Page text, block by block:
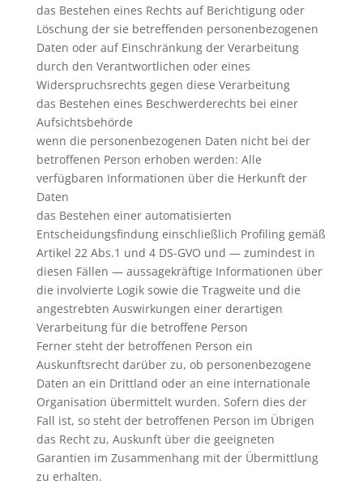
das Bestehen eines Rechts auf Berichtigung oder
Löschung der sie betreffenden personenbezogenen
Daten oder auf Einschränkung der Verarbeitung
durch den Verantwortlichen oder eines
Widerspruchsrechts gegen diese Verarbeitung
das Bestehen eines Beschwerderechts bei einer
Aufsichtsbehörde
wenn die personenbezogenen Daten nicht bei der
betroffenen Person erhoben werden: Alle
verfügbaren Informationen über die Herkunft der
Daten
das Bestehen einer automatisierten
Entscheidungsfindung einschließlich Profiling gemäß
Artikel 22 Abs.1 und 4 DS-GVO und — zumindest in
diesen Fällen — aussagekräftige Informationen über
die involvierte Logik sowie die Tragweite und die
angestrebten Auswirkungen einer derartigen
Verarbeitung für die betroffene Person
Ferner steht der betroffenen Person ein
Auskunftsrecht darüber zu, ob personenbezogene
Daten an ein Drittland oder an eine internationale
Organisation übermittelt wurden. Sofern dies der
Fall ist, so steht der betroffenen Person im Übrigen
das Recht zu, Auskunft über die geeigneten
Garantien im Zusammenhang mit der Übermittlung
zu erhalten.